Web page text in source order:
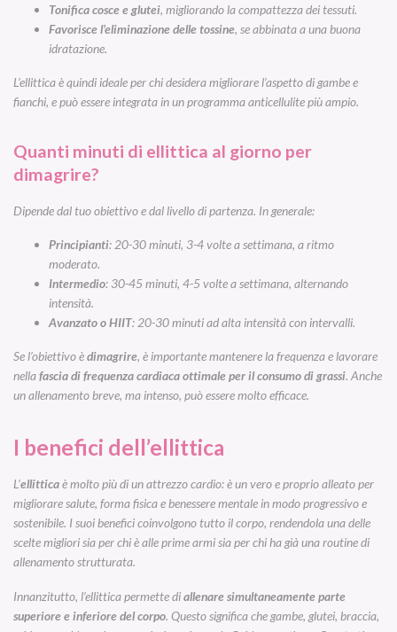
Tonifica cosce e glutei, migliorando la compattezza dei tessuti.
Favorisce l’eliminazione delle tossine, se abbinata a una buona
idratazione.
L’ellittica è quindi ideale per chi desidera migliorare l’aspetto di gambe e
fianchi, e può essere integrata in un programma anticellulite più ampio.
Quanti minuti di ellittica al giorno per
dimagrire?
Dipende dal tuo obiettivo e dal livello di partenza. In generale:
Principianti: 20-30 minuti, 3-4 volte a settimana, a ritmo
moderato.
Intermedio: 30-45 minuti, 4-5 volte a settimana, alternando
intensità.
Avanzato o HIIT: 20-30 minuti ad alta intensità con intervalli.
Se l’obiettivo èdimagrire, è importante mantenere la frequenza e lavorare
nellafascia di frequenza cardiaca ottimale per il consumo di grassi. Anche
un allenamento breve, ma intenso, può essere molto efficace.
I benefici dell’ellittica
L’ellitticaè molto più di un attrezzo cardio: è un vero e proprio alleato per
migliorare salute, forma fisica e benessere mentale in modo progressivo e
sostenibile. I suoi benefici coinvolgono tutto il corpo, rendendola una delle
scelte migliori sia per chi è alle prime armi sia per chi ha già una routine di
allenamento strutturata.
Innanzitutto, l’ellittica permette diallenare simultaneamente parte
superiore e inferiore del corpo. Questo significa che gambe, glutei, braccia,